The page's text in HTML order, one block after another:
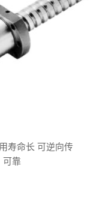
寿命长 可逆向传
可靠